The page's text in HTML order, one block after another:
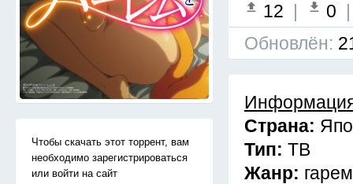
Чтобы скачать этот торрент, вам
необходимо зарегистрироваться
или войти на сайт
12 | 0
Обновлён:
Страна:
Тип: ТВ
Жанр: